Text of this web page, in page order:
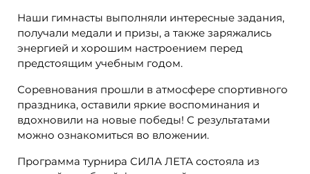
Наши гимнасты выполняли интересные задания,
получали медали и призы, а также заряжались
энергией и хорошим настроением перед
предстоящим учебным годом.
Соревнования прошли в атмосфере спортивного
праздника, оставили яркие воспоминания и
вдохновили на новые победы! С результатами
можно ознакомиться во вложении.
Программа турнира СИЛА ЛЕТА состояла из